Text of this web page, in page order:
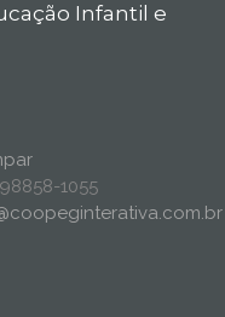
Infantil e
1055